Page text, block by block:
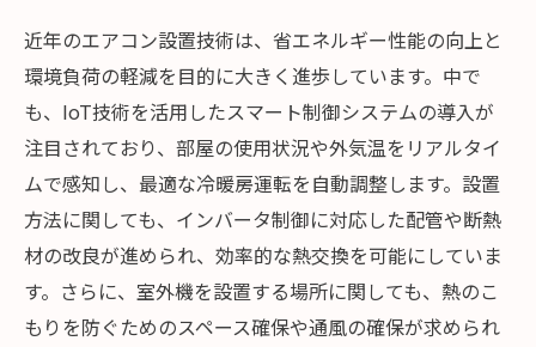
近年のエアコン設置技術は、省エネルギー性能の向上と
環境負荷の軽減を目的に大きく進歩しています。中で
も、IoT技術を活用したスマート制御システムの導入が
注目されており、部屋の使用状況や外気温をリアルタイ
ムで感知し、最適な冷暖房運転を自動調整します。設置
方法に関しても、インバータ制御に対応した配管や断熱
材の改良が進められ、効率的な熱交換を可能にしていま
す。さらに、室外機を設置する場所に関しても、熱のこ
もりを防ぐためのスペース確保や通風の確保が求められ